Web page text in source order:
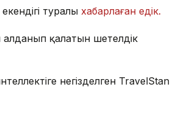
туралы хабарлаған едік.
алданып қалатын шетелдік
негізделген TravelStan